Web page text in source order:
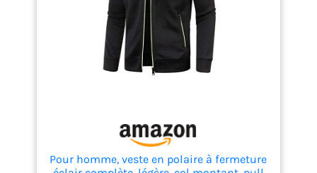
Pour homme, veste en polaire à fermeture